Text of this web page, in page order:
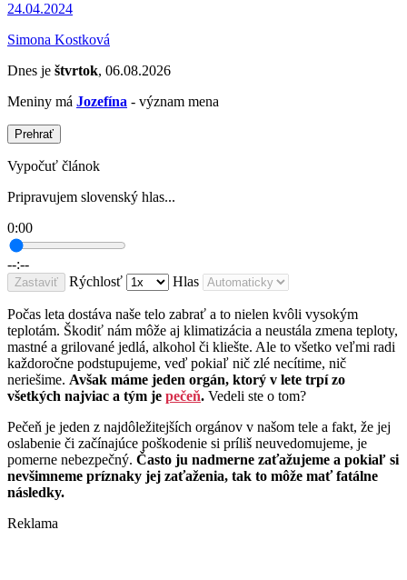
24.04.2024
Simona Kostková
Dnes je štvrtok, 06.08.2026
Meniny má Jozefína - význam mena
Prehrať
Vypočuť článok
Pripravujem slovenský hlas...
0:00
--:--
Zastaviť Rýchlosť Hlas
Počas leta dostáva naše telo zabrať a to nielen kvôli vysokým
teplotám. Škodiť nám môže aj klimatizácia a neustála zmena teploty,
mastné a grilované jedlá, alkohol či kliešte. Ale to všetko veľmi radi
každoročne podstupujeme, veď pokiaľ nič zlé necítime, nič
neriešime. Avšak máme jeden orgán, ktorý v lete trpí zo
všetkých najviac a tým je pečeň. Vedeli ste o tom?
Pečeň je jeden z najdôležitejších orgánov v našom tele a fakt, že jej
oslabenie či začínajúce poškodenie si príliš neuvedomujeme, je
pomerne nebezpečný. Často ju nadmerne zaťažujeme a pokiaľ si
nevšimneme príznaky jej zaťaženia, tak to môže mať fatálne
následky.
Reklama